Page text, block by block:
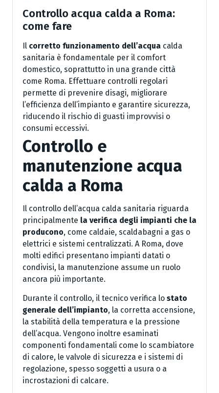
Controllo acqua calda a Roma:
come fare
Il corretto funzionamento dell’acqua calda
sanitaria è fondamentale per il comfort
domestico, soprattutto in una grande città
come Roma. Effettuare controlli regolari
permette di prevenire disagi, migliorare
l’efficienza dell’impianto e garantire sicurezza,
riducendo il rischio di guasti improvvisi o
consumi eccessivi.
Controllo e
manutenzione acqua
calda a Roma
Il controllo dell’acqua calda sanitaria riguarda
principalmente la verifica degli impianti che la
producono, come caldaie, scaldabagni a gas o
elettrici e sistemi centralizzati. A Roma, dove
molti edifici presentano impianti datati o
condivisi, la manutenzione assume un ruolo
ancora più importante.
Durante il controllo, il tecnico verifica lo stato
generale dell’impianto, la corretta accensione,
la stabilità della temperatura e la pressione
dell’acqua. Vengono inoltre esaminati
componenti fondamentali come lo scambiatore
di calore, le valvole di sicurezza e i sistemi di
regolazione, spesso soggetti a usura o a
incrostazioni di calcare.